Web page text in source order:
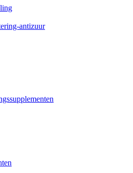
antizuur